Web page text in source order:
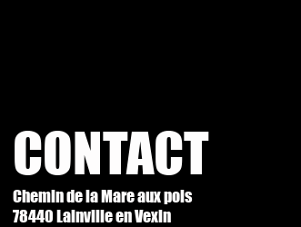
CONTACT
Chemin de la Mare aux pois
78440 Lainville en Vexin